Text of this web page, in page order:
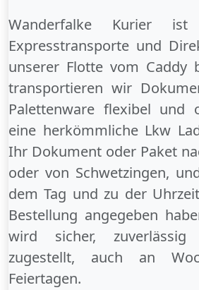
Wanderfalke Kurier
Expresstransporte und
unserer Flotte vom Caddy
transportieren wir
Palettenware flexibel und
eine herkömmliche Lkw
Ihr Dokument oder Paket
oder von Schwetzingen,
dem Tag und zu der
Bestellung angegeben
wird sicher,
zugestellt, auch an
Feiertagen.